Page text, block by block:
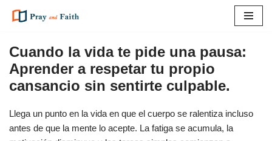
al
contenido
Cuando la vida te pide una pausa:
Aprender a respetar tu propio
cansancio sin sentirte culpable.
Llega un punto en la vida en que el cuerpo se ralentiza incluso
antes de que la mente lo acepte. La fatiga se acumula, la